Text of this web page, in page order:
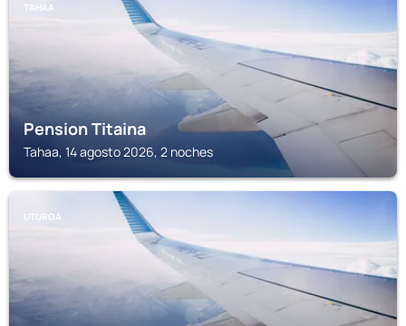
TAHAA
Pension Titaina
Tahaa, 14 agosto 2026, 2 noches
UTUROA